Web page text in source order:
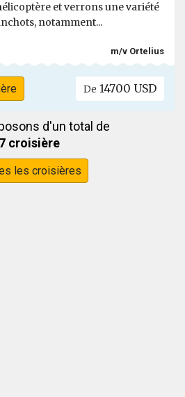
et verrons une variété
notamment...
m/v Ortelius
De 14700 USD
d'un total de
7 croisière
les croisières